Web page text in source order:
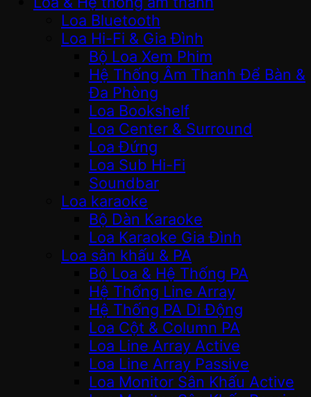
Loa Bluetooth
Loa Hi-Fi & Gia Đình
Bộ Loa Xem Phim
Hệ Thống Âm Thanh Để Bàn &
Đa Phòng
Loa Bookshelf
Loa Center & Surround
Loa Đứng
Loa Sub Hi-Fi
Soundbar
Loa karaoke
Bộ Dàn Karaoke
Loa Karaoke Gia Đình
Loa sân khấu & PA
Bộ Loa & Hệ Thống PA
Hệ Thống Line Array
Hệ Thống PA Di Động
Loa Cột & Column PA
Loa Line Array Active
Loa Line Array Passive
Loa Monitor Sân Khấu Active